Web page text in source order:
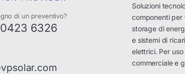
di un preventivo?
6326
Soluzioni
componenti per
storage di
e sistemi di
elettrici. Per
commerciale e